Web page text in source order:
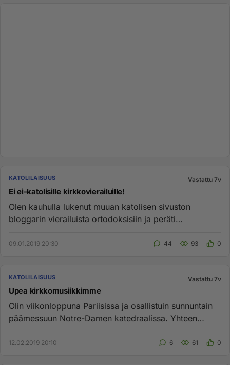
KATOLILAISUUS Vastattu 7v
Ei ei-katolisille kirkkovierailuille!
Olen kauhulla lukenut muuan katolisen sivuston
bloggarin vierailuista ortodoksisiin ja peräti
09.01.2019 20:30 44 93 0
KATOLILAISUUS Vastattu 7v
Upea kirkkomusiikkimme
Olin viikonloppuna Pariisissa ja osallistuin sunnuntain
päämessuun Notre-Damen katedraalissa. Yhteen
12.02.2019 20:10 6 61 0